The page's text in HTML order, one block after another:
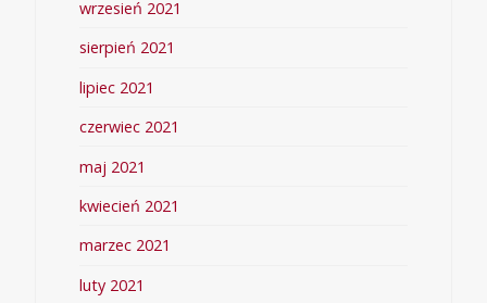
wrzesień 2021
sierpień 2021
lipiec 2021
czerwiec 2021
maj 2021
kwiecień 2021
marzec 2021
luty 2021